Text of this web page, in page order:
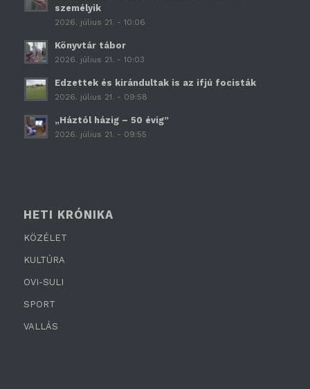
személyik
2026. július 21. - 10:06
Könyvtár tábor
2026. július 21. - 10:03
Edzettek és kirándultak is az ifjú focisták
2026. július 21. - 09:58
„Háztól házig – 50 évig”
2026. július 21. - 09:55
HETI KRÓNIKA
KÖZÉLET
KULTÚRA
OVI-SULI
SPORT
VALLÁS